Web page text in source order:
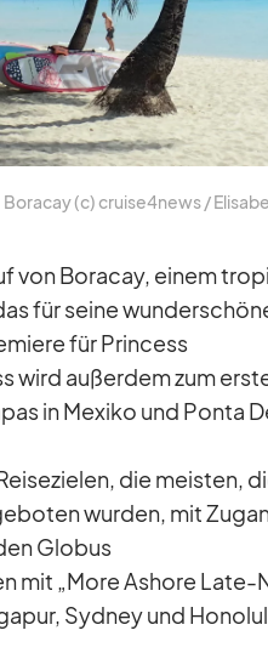
Bora­cay (c) cruise4news /​
von Bora­cay, ei­nem
für seine
für Prin­cess
wird au­ßer­dem zum
in Me­xiko und Ponta
die meis­ten,
wur­den, mit
Glo­bus
mit „More Ashore
Syd­ney und